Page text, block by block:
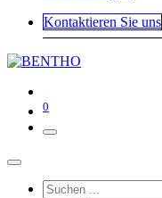
Kontaktieren Sie uns
0